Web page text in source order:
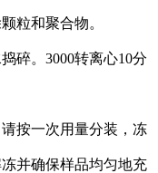
粒和聚合物。
碎。3000转离心10分
按一次用量分装，冻
并确保样品均匀地充